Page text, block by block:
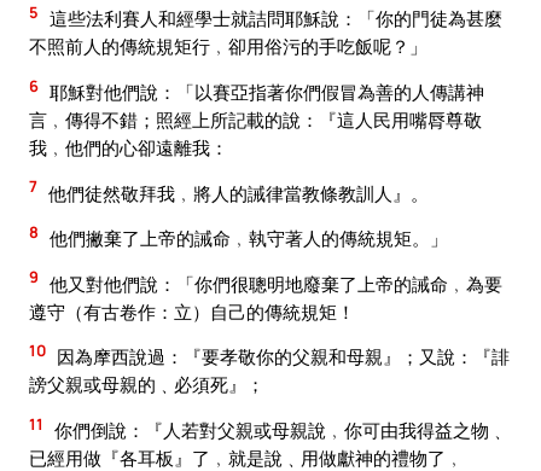
5 這些法利賽人和經學士就詰問耶穌說：「你的門徒為甚麼
不照前人的傳統規矩行﹐卻用俗污的手吃飯呢？」
6 耶穌對他們說：「以賽亞指著你們假冒為善的人傳講神
言﹐傳得不錯；照經上所記載的說：『這人民用嘴脣尊敬
我﹐他們的心卻遠離我：
7 他們徒然敬拜我﹐將人的誡律當教條教訓人』。
8 他們撇棄了上帝的誡命﹐執守著人的傳統規矩。」
9 他又對他們說：「你們很聰明地廢棄了上帝的誡命﹐為要
遵守（有古卷作：立）自己的傳統規矩！
10 因為摩西說過：『要孝敬你的父親和母親』；又說：『誹
謗父親或母親的﹑必須死』；
11
你們倒說：『人若對父親或母親說﹐你可由我得益之物﹑
已經用做『各耳板』了﹐就是說﹑用做獻神的禮物了﹐